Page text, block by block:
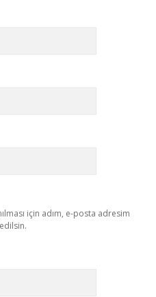
için adım, e-posta adresim